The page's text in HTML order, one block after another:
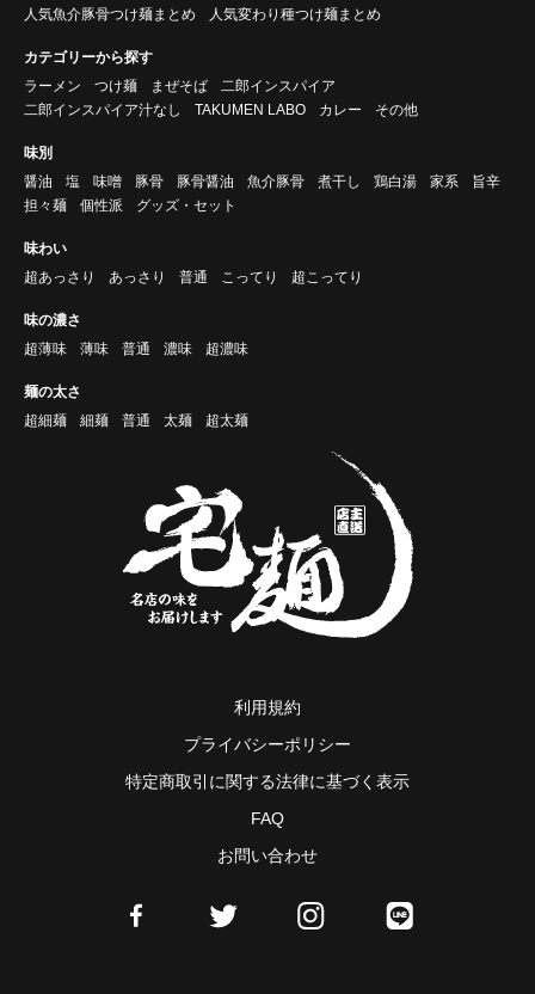
人気魚介豚骨つけ麺まとめ
人気変わり種つけ麺まとめ
カテゴリーから探す
ラーメン
つけ麺 まぜそば
二郎インスパイア
二郎インスパイア汁なし
TAKUMEN LABO カレー その他
味別
醤油
塩 味噌 豚骨 豚骨醤油 魚介豚骨 煮干し 鶏白湯 家系
旨辛
担々麺
個性派 グッズ・セット
味わい
超あっさり
あっさり 普通 こってり 超こってり
味の濃さ
超薄味
薄味 普通 濃味 超濃味
麺の太さ
超細麺
細麺 普通 太麺 超太麺
利用規約
プライバシーポリシー
特定商取引に関する法律に基づく表示
FAQ
お問い合わせ